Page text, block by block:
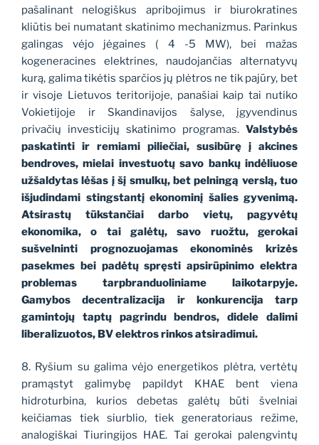
pašalinant nelogiškus apribojimus ir biurokratines
kliūtis bei numatant skatinimo mechanizmus. Parinkus
galingas vėjo jėgaines ( 4 -5 MW), bei mažas
kogeneracines elektrines, naudojančias alternatyvų
kurą, galima tikėtis sparčios jų plėtros ne tik pajūry, bet
ir visoje Lietuvos teritorijoje, panašiai kaip tai nutiko
Vokietijoje ir Skandinavijos šalyse, įgyvendinus
privačių investicijų skatinimo programas. Valstybės
paskatinti ir remiami piliečiai, susibūrę į akcines
bendroves, mielai investuotų savo bankų indėliuose
užšaldytas lėšas į šį smulkų, bet pelningą verslą, tuo
išjudindami stingstantį ekonominį šalies gyvenimą.
Atsirastų tūkstančiai darbo vietų, pagyvėtų
ekonomika, o tai galėtų, savo ruožtu, gerokai
sušvelninti prognozuojamas ekonominės krizės
pasekmes bei padėtų spręsti apsirūpinimo elektra
problemas tarpbranduoliniame laikotarpyje.
Gamybos decentralizacija ir konkurencija tarp
gamintojų taptų pagrindu bendros, didele dalimi
liberalizuotos, BV elektros rinkos atsiradimui.
8. Ryšium su galima vėjo energetikos plėtra, vertėtų
pramąstyt galimybę papildyt KHAE bent viena
hidroturbina, kurios debetas galėtų būti švelniai
keičiamas tiek siurblio, tiek generatoriaus režime,
analogiškai Tiuringijos HAE. Tai gerokai palengvintų